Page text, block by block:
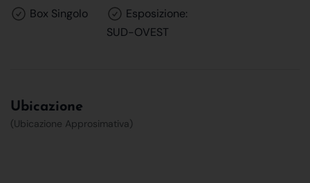
Box Singolo
Esposizione:
SUD-OVEST
Ubicazione
(Ubicazione Approsimativa)